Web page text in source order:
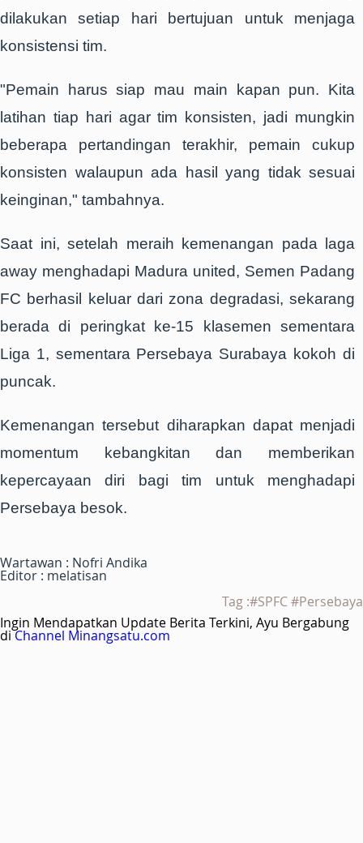
dilakukan setiap hari bertujuan untuk menjaga
konsistensi tim.
"Pemain harus siap mau main kapan pun. Kita
latihan tiap hari agar tim konsisten, jadi mungkin
beberapa pertandingan terakhir, pemain cukup
konsisten walaupun ada hasil yang tidak sesuai
keinginan," tambahnya.
Saat ini, setelah meraih kemenangan pada laga
away menghadapi Madura united, Semen Padang
FC berhasil keluar dari zona degradasi, sekarang
berada di peringkat ke-15 klasemen sementara
Liga 1, sementara Persebaya Surabaya kokoh di
puncak.
Kemenangan tersebut diharapkan dapat menjadi
momentum kebangkitan dan memberikan
kepercayaan diri bagi tim untuk menghadapi
Persebaya besok.
Wartawan : Nofri Andika
Editor : melatisan
Tag :#SPFC #Persebaya
Ingin Mendapatkan Update Berita Terkini, Ayu Bergabung
diChannel Minangsatu.com